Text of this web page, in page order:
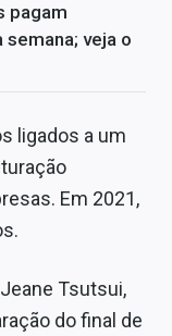
pagam
veja o
ligados a um
Em 2021,
Tsutsui,
do final de